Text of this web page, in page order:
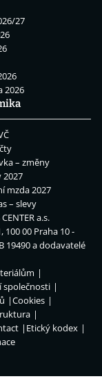
27
2026
– změny
2027
mzda 2027
– slevy
a.s.
00 Praha 10 -
19490 a dodavatelé
společnosti
Cookies
Etický kodex